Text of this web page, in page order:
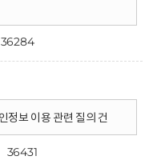
36284
정보 이용 관련 질의 건
36431